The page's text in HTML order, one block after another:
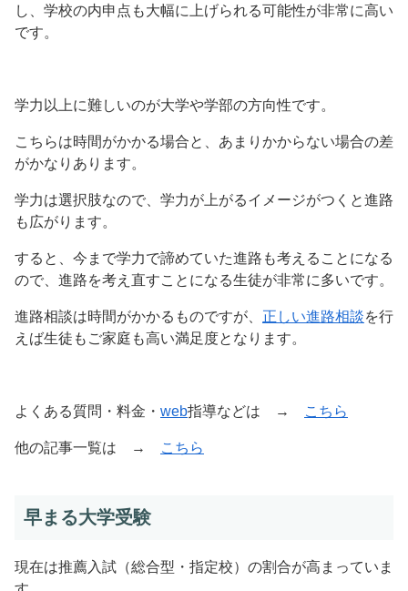
し、学校の内申点も大幅に上げられる可能性が非常に高い
です。
学力以上に難しいのが大学や学部の方向性です。
こちらは時間がかかる場合と、あまりかからない場合の差
がかなりあります。
学力は選択肢なので、学力が上がるイメージがつくと進路
も広がります。
すると、今まで学力で諦めていた進路も考えることになる
ので、進路を考え直すことになる生徒が非常に多いです。
進路相談は時間がかかるものですが、 正しい進路相談を行
えば生徒もご家庭も高い満足度となります。
よくある質問・料金・ web指導などは → こちら
他の記事一覧は → こちら
早まる大学受験
現在は推薦入試（総合型・指定校）の割合が高まっていま